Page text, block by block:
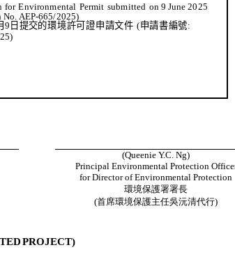
for Environmental Permit submitted on 9 June2025
No. AEP-665/2025)
9 日提交的環境許可證申請文件 (申請書編號:
(Queenie Y.C. Ng)
Principal Environmental Protection
for Director of Environmental Protection
環境保護署署長
(首席環境保護主任吳沅清代行)
PROJECT)